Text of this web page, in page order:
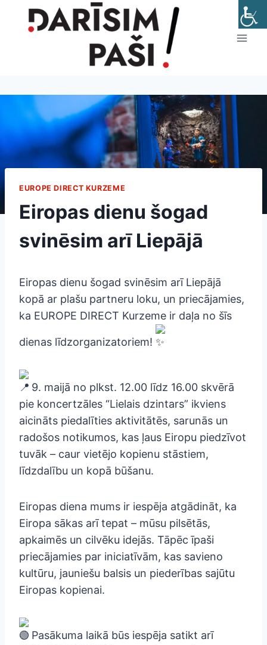
EUROPE DIRECT KURZEME
Eiropas dienu šogad
svinēsim arī Liepājā
Eiropas dienu šogad svinēsim arī Liepājā
kopā ar plašu partneru loku, un priecājamies,
ka EUROPE DIRECT Kurzeme ir daļa no šīs
dienas līdzorganizatoriem!
9. maijā no plkst. 12.00 līdz 16.00 skvērā
pie koncertzāles “Lielais dzintars” ikviens
aicināts piedalīties aktivitātēs, sarunās un
radošos notikumos, kas ļaus Eiropu piedzīvot
tuvāk – caur vietējo kopienu stāstiem,
līdzdalību un kopā būšanu.
Eiropas diena mums ir iespēja atgādināt, ka
Eiropa sākas arī tepat – mūsu pilsētās,
apkaimēs un cilvēku idejās. Tāpēc īpaši
priecājamies par iniciatīvām, kas savieno
kultūru, jauniešu balsis un piederības sajūtu
Eiropas kopienai.
Pasākuma laikā būs iespēja satikt arī